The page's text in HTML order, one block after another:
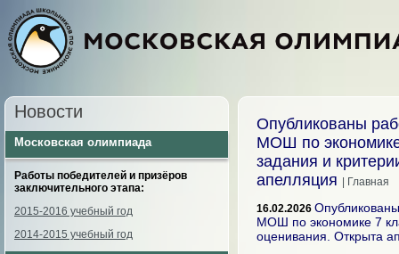
Новости
Московская олимпиада
Работы победителей и призёров
заключительного этапа:
2015-2016 учебный год
2014-2015 учебный год
Опубликованы
МОШ по
задания и
апелляция
| Главная
16.02.2026
МОШ по экономике 7
оценивания. Открыта